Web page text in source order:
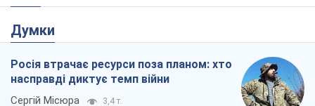
Думки
Росія втрачає ресурси поза планом: хто
насправді диктує темп війни
Сергій Місюра 3,4 т.